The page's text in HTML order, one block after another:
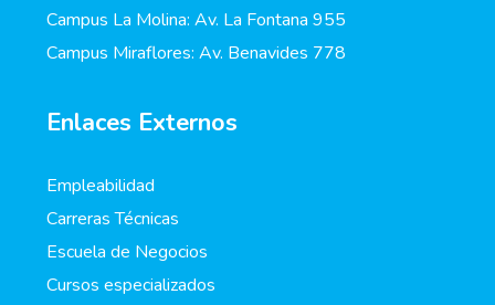
Campus La Molina: Av. La Fontana 955
Campus Miraflores: Av. Benavides 778
Enlaces Externos
Empleabilidad
Carreras Técnicas
Escuela de Negocios
Cursos especializados